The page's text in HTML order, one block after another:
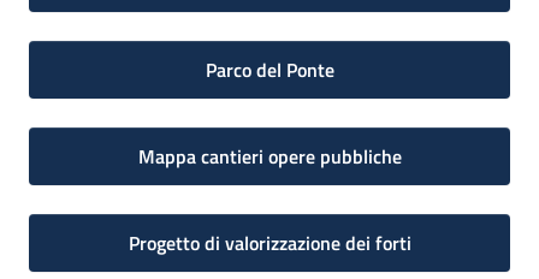
Parco del Ponte
Mappa cantieri opere pubbliche
Progetto di valorizzazione dei forti